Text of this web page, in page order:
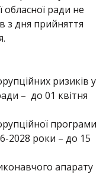
обласної ради не
з дня прийняття
ризиків у
– до 01 квітня
програми
2028 роки – до 15
апарату